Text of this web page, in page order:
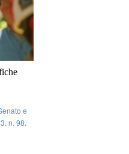
...
e
n. 98,